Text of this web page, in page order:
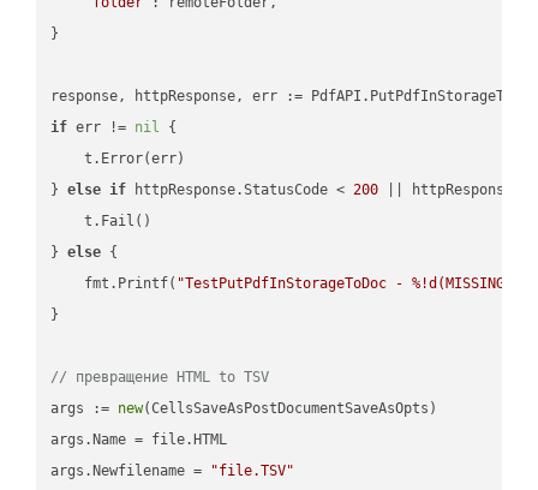
}
if err != nil {
    t.Error(err)
} else if httpResponse.StatusCode < 200 ||
    t.Fail()
} else {
    fmt.Printf(
"TestPutPdfInStorageToDoc - %!d(MISSING)\n"
}
// превращение HTML to TSV
args := new(CellsSaveAsPostDocumentSaveAsOpts)
args.Name = file.HTML
args.Newfilename =
"file.TSV"